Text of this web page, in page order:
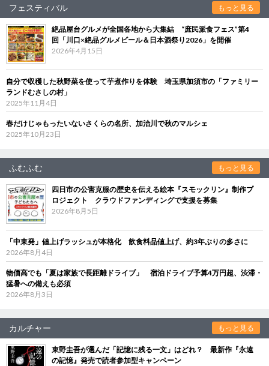
フェスティバル もっと見る
絶品屋台グルメが全国各地から大集結 “庶民派食フェス”第4
回「川口×絶品グルメビール＆日本酒祭り2026」を開催
2026年4月15日
自分で収穫した秋野菜を使って芋煮作りを体験 埼玉県加須市の「ファミリー
ランドむさしの村」
2025年11月4日
春だけじゃもったいないさくらの名所、加治川で秋のマルシェ
2025年10月23日
ふむふむ もっと見る
四日市の公害克服の歴史を伝える絵本『スモックリン』制作プ
ロジェクト クラウドファンディングで支援を募集
2026年8月5日
「中東発」値上げラッシュが本格化 飲食料品値上げ、約3年ぶりの多さに
2026年8月4日
物価高でも「夏は家族で長距離ドライブ」 宿泊ドライブ予算4万円超、渋滞・
猛暑への備えも必須
2026年8月3日
カルチャー もっと見る
東野圭吾が選んだ「記憶に残る一文」はどれ？ 最新作『永遠
の記憶』発売で読者参加型キャンペーン